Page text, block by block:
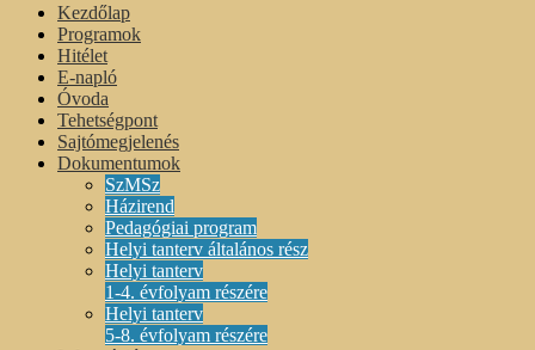
Kezdőlap
Programok
Hitélet
E-napló
Óvoda
Tehetségpont
Sajtómegjelenés
Dokumentumok
SzMSz
Házirend
Pedagógiai program
Helyi tanterv általános rész
Helyi tanterv
1-4. évfolyam részére
Helyi tanterv
5-8. évfolyam részére